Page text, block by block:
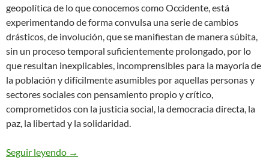
geopolítica de lo que conocemos como Occidente, está
experimentando de forma convulsa una serie de cambios
drásticos, de involución, que se manifiestan de manera súbita,
sin un proceso temporal suficientemente prolongado, por lo
que resultan inexplicables, incomprensibles para la mayoría de
la población y difícilmente asumibles por aquellas personas y
sectores sociales con pensamiento propio y crítico,
comprometidos con la justicia social, la democracia directa, la
paz, la libertad y la solidaridad.
Seguir leyendo La educación como herramienta. La Escuela
→